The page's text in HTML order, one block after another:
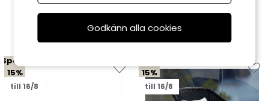
Relaterade produkter
Spara
15%
till 16/8
15%
till 16/8
Godkänn alla cookies